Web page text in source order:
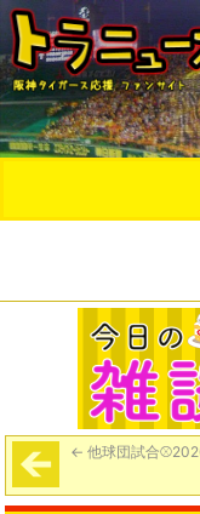
← 他球団試合